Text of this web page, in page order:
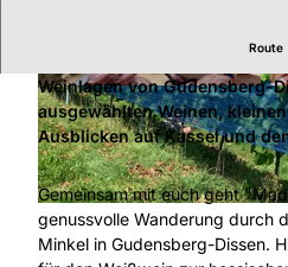
© Naturpark Habichtswald, Susan Bideau | CC-BY
© Naturpark Habichtswald, Susan Bideau |
CC-BY
Route
Weinlagen von Gudensberg-
ausgewählten Weinen,
Ausblicken auf Kassel und
Gemeinsam mit euch geht
genussvolle Wanderung durch
Minkel in Gudensberg-Dissen.